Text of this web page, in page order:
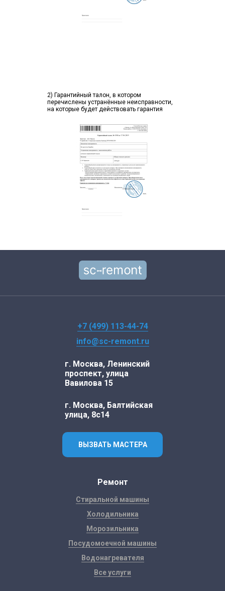
2) Гарантийный талон, в котором
перечислены устранённые неисправности,
на которые будет действовать гарантия
+7 (499) 113-44-74
info@sc-remont.ru
г. Москва, Ленинский
проспект, улица
Вавилова 15
г. Москва, Балтийская
улица, 8с14
ВЫЗВАТЬ МАСТЕРА
Ремонт
Стиральной машины
Холодильника
Морозильника
Посудомоечной машины
Водонагревателя
Все услуги